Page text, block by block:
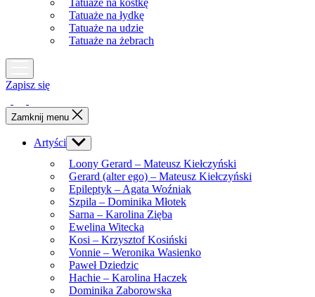
Tatuaże na kostkę
Tatuaże na łydkę
Tatuaże na udzie
Tatuaże na żebrach
Zapisz się
Zamknij menu
Artyści Show
sub
menu
Loony Gerard – Mateusz Kiełczyński
Gerard (alter ego) – Mateusz Kiełczyński
Epileptyk – Agata Woźniak
Szpila – Dominika Młotek
Sarna – Karolina Zięba
Ewelina Witecka
Kosi – Krzysztof Kosiński
Vonnie – Weronika Wasienko
Paweł Dziedzic
Hachie – Karolina Haczek
Dominika Zaborowska